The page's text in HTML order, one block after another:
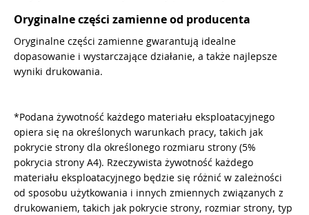
Oryginalne części zamienne od producenta
Oryginalne części zamienne gwarantują idealne
dopasowanie i wystarczające działanie, a także najlepsze
wyniki drukowania.
*Podana żywotność każdego materiału eksploatacyjnego
opiera się na określonych warunkach pracy, takich jak
pokrycie strony dla określonego rozmiaru strony (5%
pokrycia strony A4). Rzeczywista żywotność każdego
materiału eksploatacyjnego będzie się różnić w zależności
od sposobu użytkowania i innych zmiennych związanych z
drukowaniem, takich jak pokrycie strony, rozmiar strony, typ